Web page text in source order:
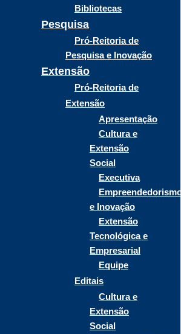
Bibliotecas
Pesquisa
Pró-Reitoria de
Pesquisa e Inovação
Extensão
Pró-Reitoria de
Extensão
Apresentação
Cultura e
Extensão
Social
Executiva
Empreendedorismo
e Inovação
Extensão
Tecnológica e
Empresarial
Equipe
Editais
Cultura e
Extensão
Social